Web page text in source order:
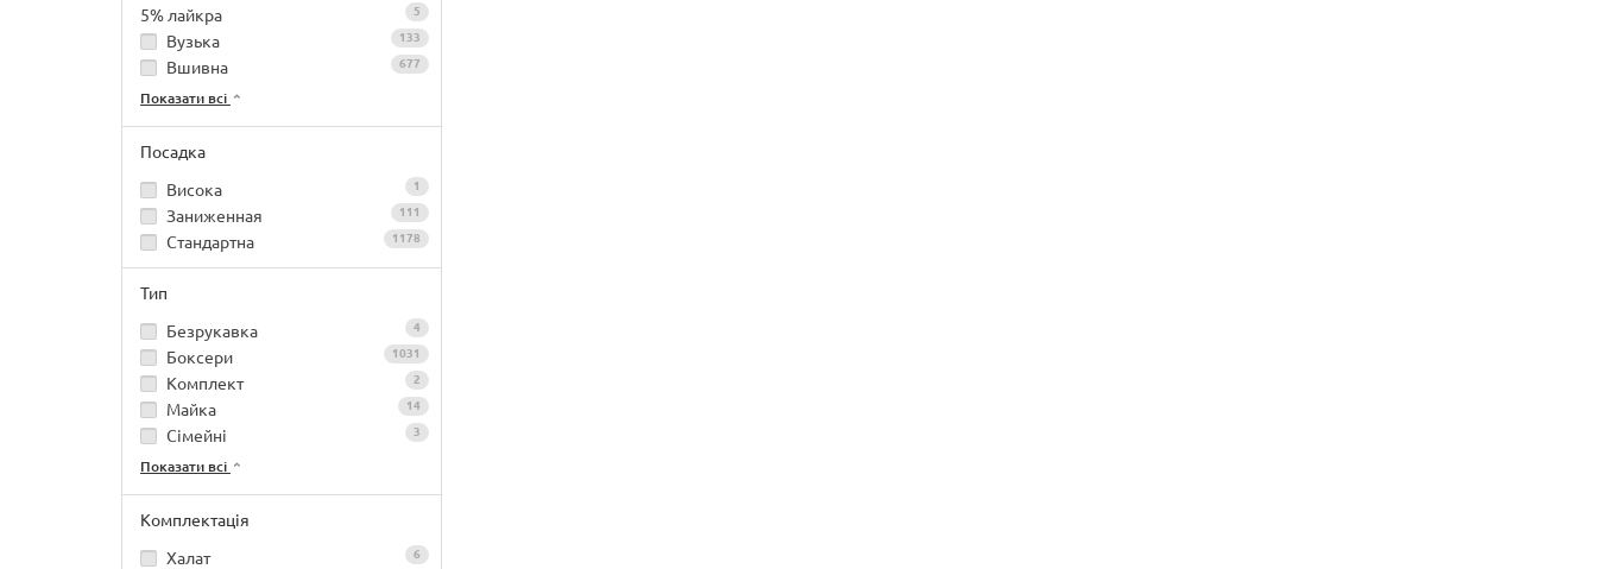
5% лайкра
5
Вузька 133
Вшивна 677
Показати всі
Посадка
Висока
1
Заниженная 111
Стандартна 1178
Тип
Безрукавка
4
Боксери 1031
Комплект 2
Майка 14
Сімейні 3
Показати всі
Комплектація
Халат
6